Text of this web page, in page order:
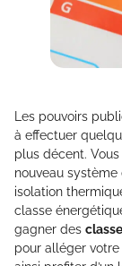
Les pouvoirs
à effectuer
plus décent.
nouveau
isolation
classe
gagner des
pour alléger